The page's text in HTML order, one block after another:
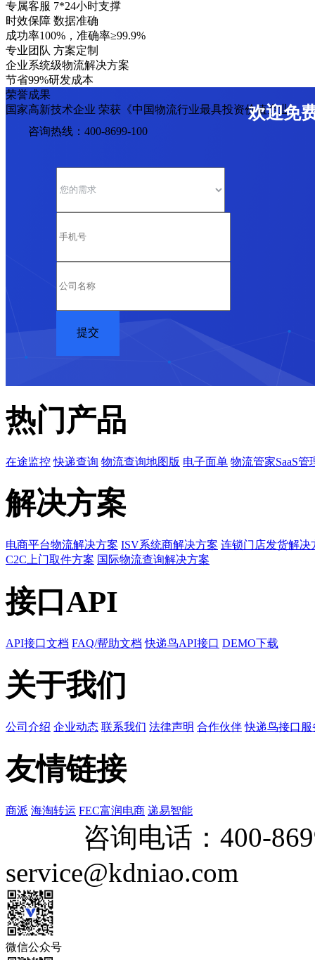
专属客服 7*24小时支撑
时效保障 数据准确
成功率100%，准确率≥99.9%
专业团队 方案定制
企业系统级物流解决方案
节省99%研发成本
荣誉成果
国家高新技术企业 荣获《中国物流行业最具投资价值企业》
欢迎免
咨询热线：400-8699-100
热门产品
在途监控 快递查询 物流查询地图版 电子面单 物流管家SaaS管
解决方案
电商平台物流解决方案 ISV系统商解决方案 连锁门店发货解决
C2C上门取件方案 国际物流查询解决方案
接口API
API接口文档 FAQ/帮助文档 快递鸟API接口 DEMO下载
关于我们
公司介绍 企业动态 联系我们 法律声明 合作伙伴 快递鸟接口服
友情链接
商派 海淘转运 FEC富润电商 递易智能
咨询电话： 400-
service@kdniao.com
微信公众号